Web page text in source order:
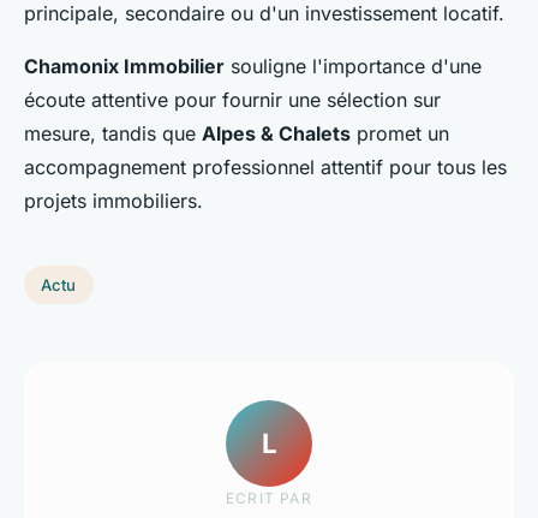
principale, secondaire ou d'un investissement locatif.
Chamonix Immobilier souligne l'importance d'une
écoute attentive pour fournir une sélection sur
mesure, tandis que Alpes & Chalets promet un
accompagnement professionnel attentif pour tous les
projets immobiliers.
Actu
L
ECRIT PAR